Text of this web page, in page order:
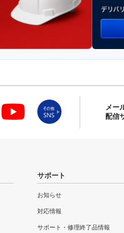
メー
配信
サポート
お知らせ
対応情報
サポート・修理終了品情報